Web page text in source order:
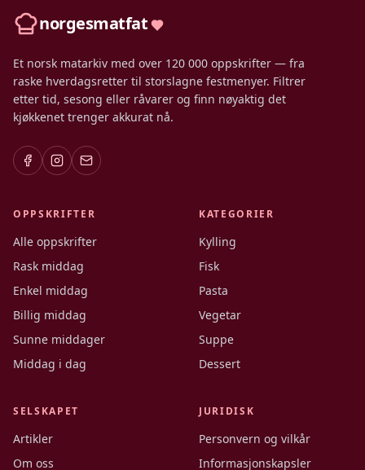
norgesmatfat
Et norsk matarkiv med over 120 000 oppskrifter — fra
raske hverdagsretter til storslagne festmenyer. Filtrer
etter tid, sesong eller råvarer og finn nøyaktig det
kjøkkenet trenger akkurat nå.
OPPSKRIFTER
Alle oppskrifter
Rask middag
Enkel middag
Billig middag
Sunne middager
Middag i dag
KATEGORIER
Kylling
Fisk
Pasta
Vegetar
Suppe
Dessert
SELSKAPET
Artikler
Om oss
JURIDISK
Personvern og vilkår
Informasjonskapsler